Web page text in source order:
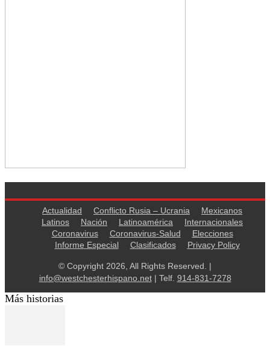
Actualidad Conflicto Rusia – Ucrania
Mexicanos
Latinos
Nación Latinoamérica
Internacionales
Coronavirus
Coronavirus-Salud
Elecciones
Informe Especial
Clasificados Privacy Policy
© Copyright 2026, All Rights Reserved. |
info@westchesterhispano.net| Telf. 914-831-7278
Más historias